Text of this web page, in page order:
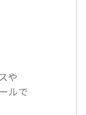
や
ルで